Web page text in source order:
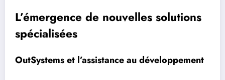
L’émergence de nouvelles solutions
spécialisées
OutSystems et l’assistance au développement